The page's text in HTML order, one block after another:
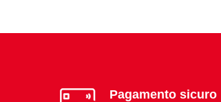
Pagamento sicuro